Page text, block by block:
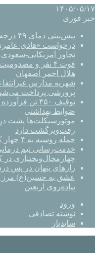
۱۴۰۵/۰۵/۱۷
خبر فوری
پیش‌بینی دمای ۴۹ درجه و شرجی در خوزستان
درخواست «هادی
تجاوز آمریکایی-سعودی
هلال احمر اصفهان
شهریه مدارس
پرورشی پرداخت
توقیف ۴۵۰ تن
ضوابط بهداشتی
رفت‌وبرگشت دارد
حمله روسیه به ۴ چهار کشتی اوکراینی در حال انتقال سلاح
خدمت‌رسانی تیم
چهارمحال‌وبختیاری در
رازهای پنهان در پس
عشق به حسین(ع) مرز
پیاده‌روی اربعین
ورود
نوشته تصادفی
سایدبار